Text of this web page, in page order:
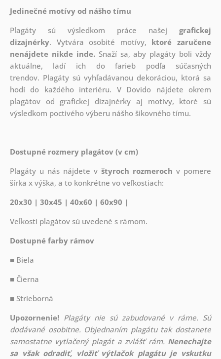
Jedinečné motívy od nášho tímu
Plagáty sú výsledkom práce našejgrafickej
dizajnérky. Vytvára osobité motívy, ktoré zaručene
nenájdete nikde inde.Snaží sa, aby plagáty boli vždy
aktuálne, ladí ich do farieb podľa súčasných
trendov. Plagáty sú vyhľadávanou dekoráciou, ktorá sa
hodí do každého interiéru. V Dovido nájdete okrem
plagátov od grafickej dizajnérky aj motívy, ktoré sú
výsledkom poctivého výberu nášho šikovného tímu.
Dostupné rozmery plagátov (v cm)
Plagáty u nás nájdete vštyroch rozmeroch v pomere
šírka x výška, a to konkrétne vo veľkostiach:
20x30 | 30x45 | 40x60 | 60x90 |
Veľkosti plagátov sú uvedené s rámom.
Dostupné farby rámov
■ Biela
■ Čierna
■ Strieborná
Upozornenie! Plagáty nie sú zabudované v ráme. Sú
dodávané osobitne. Objednaním plagátu tak dostanete
samostatne vytlačený plagát a zvlášť rám. Nenechajte
sa však odradiť, vložiť výtlačok plagátu je vskutku